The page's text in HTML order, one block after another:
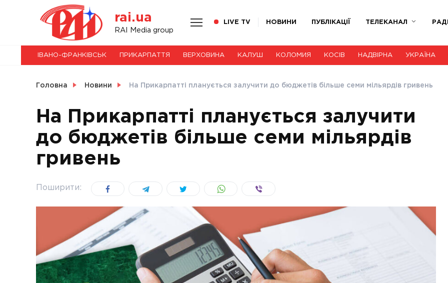
rai.ua
RAI Media group
LIVE TV НОВИНИ ПУБЛІКАЦІЇ ТЕЛЕКАНАЛ
НОВИНИ
СВІТ
УКРАЇНА
ІВАНО-ФРАНКІВСЬК ПРИКАРПАТТЯ ВЕРХОВИНА КАЛУШ КОЛОМИЯ КОСІВ НАДВІРНА УКРАЇНА
Головна Новини На Прикарпатті планується залучити до бюджетів більше семи мільярдів гривень
На Прикарпатті планується залучити
до бюджетів більше семи мільярдів
гривень
Поширити: